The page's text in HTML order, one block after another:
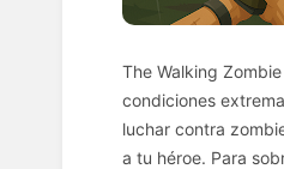
The Walking
condiciones
luchar contra
a tu héroe. Para